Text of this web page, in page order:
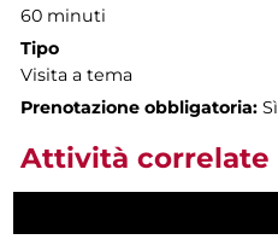
60 minuti
Tipo
Visita a tema
Prenotazione obbligatoria: Sì
Attività correlate